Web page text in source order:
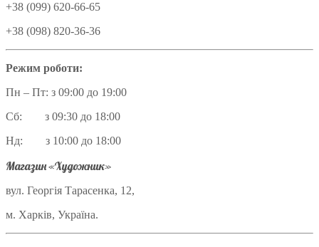
+38 (099) 620-66-65
+38 (098) 820-36-36
Режим роботи:
Пн – Пт: з 09:00 до 19:00
Сб: з 09:30 до 18:00
Нд: з 10:00 до 18:00
Магазин «Художник»
вул. Георгія Тарасенка, 12,
м. Харків, Україна.